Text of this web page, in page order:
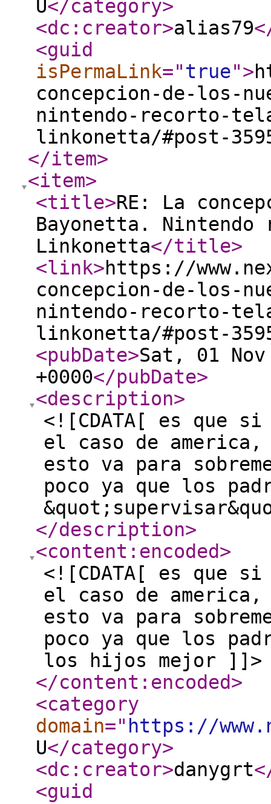
U</category>
<dc:creator>alias79
<guid
isPermaLink="true">
concepcion-de-los-
nintendo-recorto-
linkonetta/#post-
</item>
<item>
<title>RE: La
Bayonetta.
Linkonetta</title>
<link>https://
concepcion-de-los-
nintendo-recorto-
linkonetta/#post-
<pubDate>Sat, 01
+0000</pubDate>
<description>
<![CDATA[ es que
el caso de
esto va para
poco ya que los
</description>
<content:encoded>
<![CDATA[ es que
el caso de
esto va para
poco ya que los
los hijos mejor ]]>
</content:encoded>
<category
domain=" https://
U</category>
<dc:creator>danygrt
<guid